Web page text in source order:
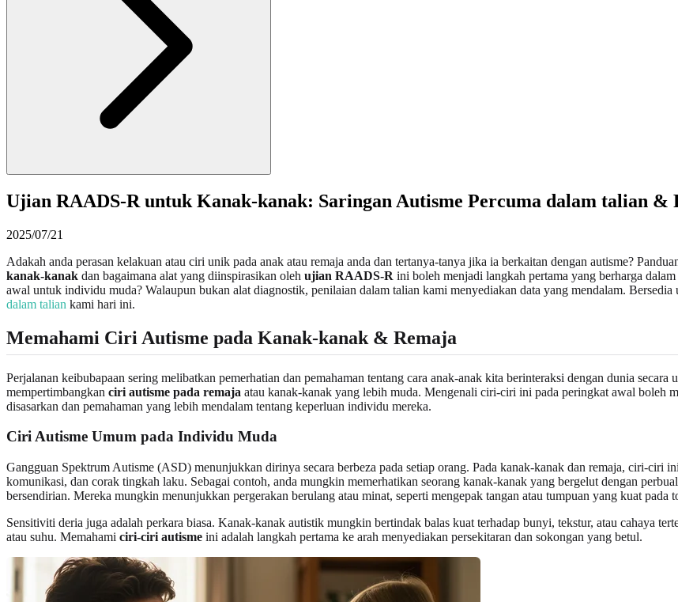
Ujian RAADS-R untuk Kanak-kanak: Saringan Autisme Percuma dalam talian &
2025/07/21
Adakah anda perasan kelakuan atau ciri unik pada anak atau remaja anda dan tertanya-tanya jika ia berkaitan dengan autisme?
kanak-kanak dan bagaimana alat yang diinspirasikan oleh ujian RAADS-R ini boleh menjadi langkah pertama yang berharga dalam
awal untuk individu muda? Walaupun bukan alat diagnostik, penilaian dalam talian kami menyediakan data yang mendalam.
dalam talian kami hari ini.
Memahami Ciri Autisme pada Kanak-kanak & Remaja
Perjalanan keibubapaan sering melibatkan pemerhatian dan pemahaman tentang cara anak-anak kita berinteraksi dengan dunia
mempertimbangkan ciri autisme pada remaja atau kanak-kanak yang lebih muda. Mengenali ciri-ciri ini pada peringkat awal boleh
disasarkan dan pemahaman yang lebih mendalam tentang keperluan individu mereka.
Ciri Autisme Umum pada Individu Muda
Gangguan Spektrum Autisme (ASD) menunjukkan dirinya secara berbeza pada setiap orang. Pada kanak-kanak dan remaja, ciri-ciri
komunikasi, dan corak tingkah laku. Sebagai contoh, anda mungkin memerhatikan seorang kanak-kanak yang bergelut dengan
bersendirian. Mereka mungkin menunjukkan pergerakan berulang atau minat, seperti mengepak tangan atau tumpuan yang kuat pada
Sensitiviti deria juga adalah perkara biasa. Kanak-kanak autistik mungkin bertindak balas kuat terhadap bunyi, tekstur, atau cahaya
atau suhu. Memahami ciri-ciri autisme ini adalah langkah pertama ke arah menyediakan persekitaran dan sokongan yang betul.